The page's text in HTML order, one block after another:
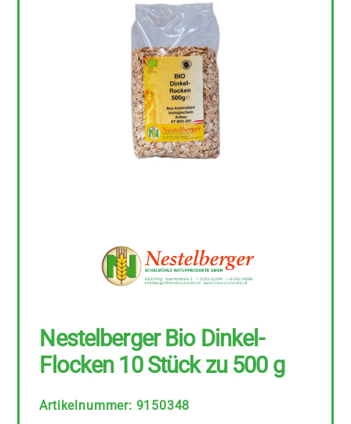
Nestelberger Bio Dinkel-
Flocken 10 Stück zu 500 g
Artikelnummer: 9150348